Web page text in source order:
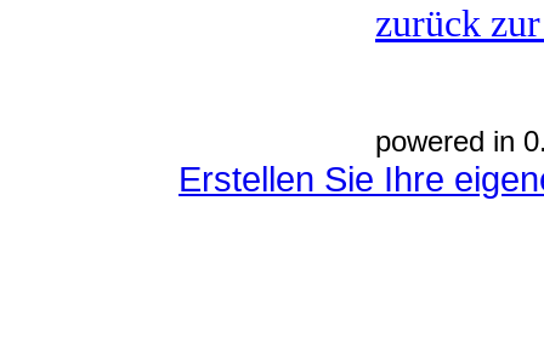
zurück
powered in
Erstellen Sie Ihre